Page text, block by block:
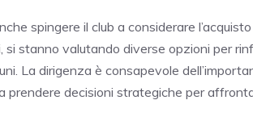
spingere il club a considerare
stanno valutando diverse opzioni per
La dirigenza è consapevole
decisioni strategiche per